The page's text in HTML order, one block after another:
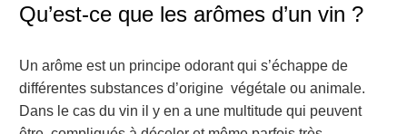
Qu’est-ce que les arômes d’un vin ?
Un arôme est un principe odorant qui s’échappe de
différentes substances d’origine végétale ou animale.
Dans le cas du vin il y en a une multitude qui peuvent